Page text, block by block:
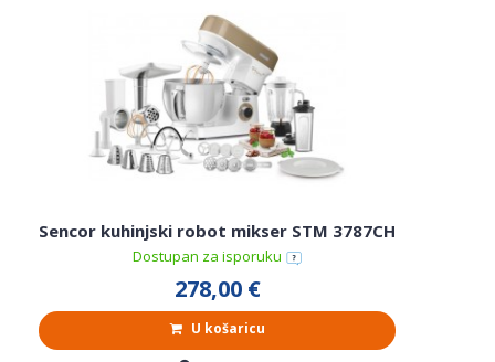
Sencor kuhinjski robot mikser STM 3787CH
Dostupan za isporuku
278,00 €
U košaricu